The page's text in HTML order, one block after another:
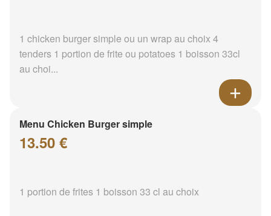
1 chicken burger simple ou un wrap au choix 4
tenders 1 portion de frite ou potatoes 1 boisson 33cl
au choi...
Menu Chicken Burger simple
13.50 €
1 portion de frites 1 boisson 33 cl au choix